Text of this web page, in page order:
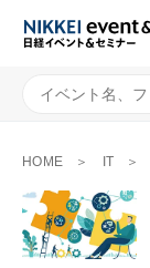
HOME IT